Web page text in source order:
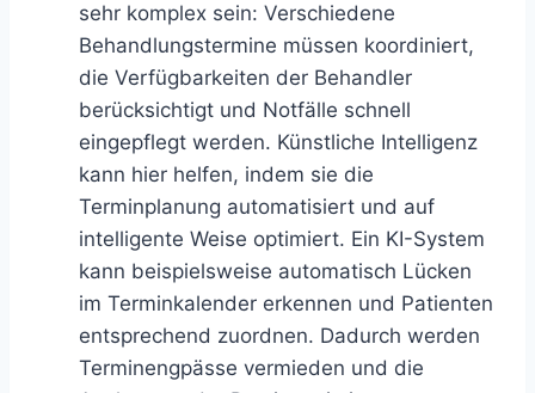
sehr komplex sein: Verschiedene
Behandlungstermine müssen koordiniert,
die Verfügbarkeiten der Behandler
berücksichtigt und Notfälle schnell
eingepflegt werden. Künstliche Intelligenz
kann hier helfen, indem sie die
Terminplanung automatisiert und auf
intelligente Weise optimiert. Ein KI-System
kann beispielsweise automatisch Lücken
im Terminkalender erkennen und Patienten
entsprechend zuordnen. Dadurch werden
Terminengpässe vermieden und die